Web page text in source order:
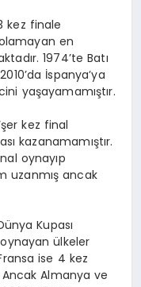
kez finale
en
1974’te Batı
İspanya’ya
yaşayamamıştır.
kez final
kazanamamıştır.
oynayıp
uzanmış ancak
Kupası
ülkeler
ise 4 kez
Ancak Almanya ve